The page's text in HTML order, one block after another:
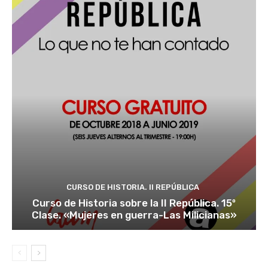
CURSO DE HISTORIA. II REPÚBLICA
Curso de Historia sobre la II República. 15º
Clase. «Mujeres en guerra-Las Milicianas»